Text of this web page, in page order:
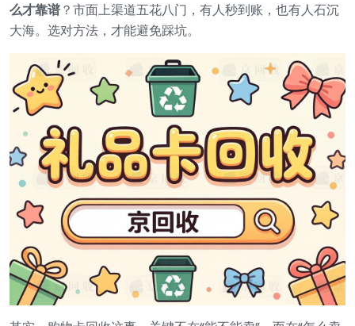
么才靠谱？市面上渠道五花八门，有人秒到账，也有人石沉
大海。选对方法，才能避免踩坑。